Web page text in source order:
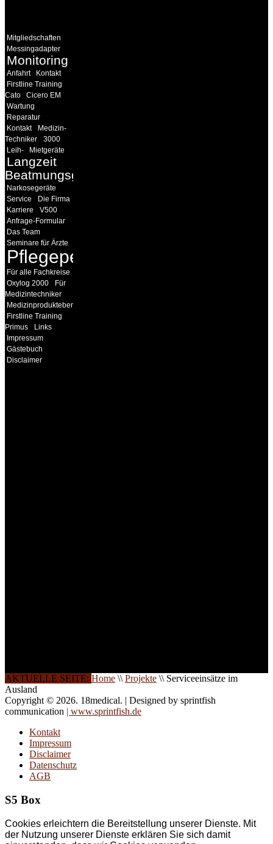
Mitgliedschaften
Messingadapter
Monitoring
Anfahrt
Kontakt
Firstline Training
Cato
Cicero EM
Wartung
Reparatur
Kontakt
Medizin-
Techniker
3000
Leih-
Mietgeräte
Langzeit
Beatmungsgeräte
Narkosegeräte
Service
Die Firma
Karriere
V500
Anfrage-Formular
Das Team
Seminare für Ärzte
Pflegepersonal
Für alle Fachkreise
Oxylog 2000
Für
Medizintechniker
Medizinprodukteberater
Firstline Training
Primus
Links
Impressum
Gästebuch
Disclaimer
AKTUELLE SEITE: Home \\ Projekte \\ Serviceeinsätze im
Ausland
Copyright © 2026. 18medical. | Designed by sprintfish
communication | www.sprintfish.de
Kontakt
Impressum
Disclaimer
Datenschutz
AGB
S5 Box
Cookies erleichtern die Bereitstellung unserer Dienste. Mit
der Nutzung unserer Dienste erklären Sie sich damit